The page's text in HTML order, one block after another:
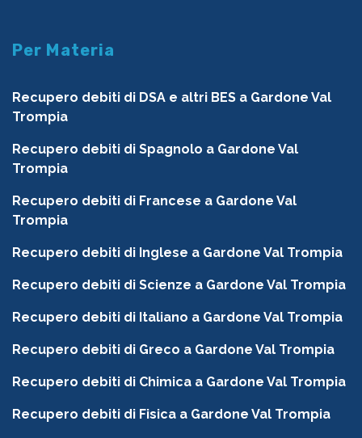
Per Materia
Recupero debiti di DSA e altri BES a Gardone Val
Trompia
Recupero debiti di Spagnolo a Gardone Val
Trompia
Recupero debiti di Francese a Gardone Val
Trompia
Recupero debiti di Inglese a Gardone Val Trompia
Recupero debiti di Scienze a Gardone Val Trompia
Recupero debiti di Italiano a Gardone Val Trompia
Recupero debiti di Greco a Gardone Val Trompia
Recupero debiti di Chimica a Gardone Val Trompia
Recupero debiti di Fisica a Gardone Val Trompia